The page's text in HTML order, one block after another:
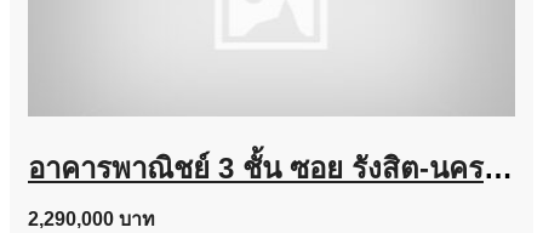
อาคารพาณิชย์ 3 ชั้น ซอย รังสิต-นครนายก 24 ทำเลดี ถูกมาก
2,290,000 บาท